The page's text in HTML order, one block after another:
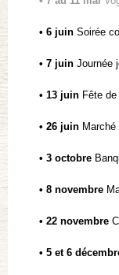
• 6 juin Soirée
• 7 juin Journée
• 13 juin Fête de
• 26 juin
• 3 octobre
• 8 novembre
• 22 novembre
• 5 et 6